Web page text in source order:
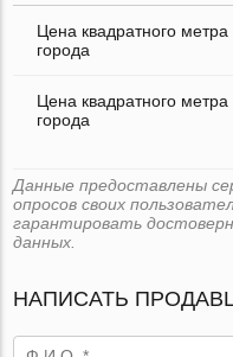
Цена квадратного метра
города
Цена квадратного метра
города
Данные предоставлены
опросов своих
гарантировать
данных.
НАПИСАТЬ